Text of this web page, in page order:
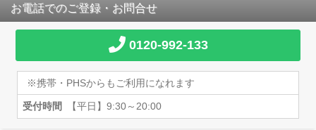
お電話でのご登録・お問合せ
0120-992-133
※携帯・PHSからもご利用になれます
受付時間 【平日】9:30～20:00